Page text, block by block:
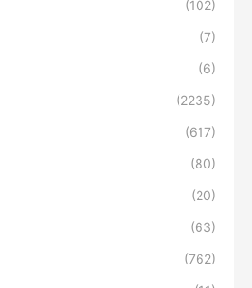
(102)
(7)
(6)
(2235)
(617)
(80)
(20)
(63)
(762)